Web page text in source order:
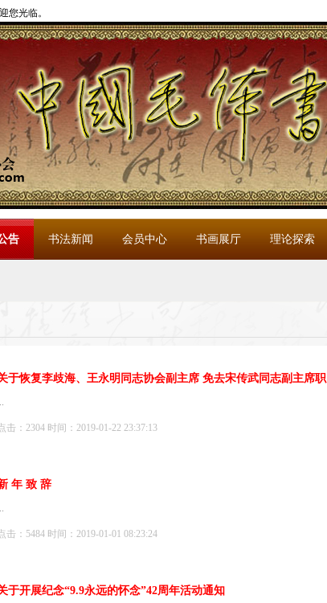
您光临。
告 书法新闻 会员中心 书画展厅 理论探索
于恢复李歧海、王永明同志协会副主席 免去宋传武同志副主席职
击：2304 时间：2019-01-22 23:37:13
年 致 辞
击：5484 时间：2019-01-01 08:23:24
于开展纪念“9.9永远的怀念”42周年活动通知